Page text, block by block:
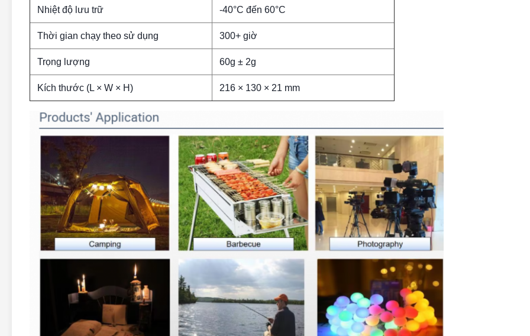
Nhiệt độ lưu trữ -40°C đến 60°C
Thời gian chạy theo sử dụng 300+ giờ
Trọng lượng 60g ± 2g
Kích thước (L × W × H) 216 × 130 × 21 mm